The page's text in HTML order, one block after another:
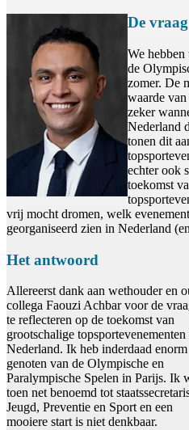
De vraag
We hebben
de
zomer. De
waarde
zeker
Nederland
tonen dit
echter ook
toekomst
vrij mocht dromen, welk
georganiseerd zien in Nederland
Het antwoord
Allereerst dank aan wethouder en
collega Faouzi Achbar voor de
te reflecteren op de toekomst van
grootschalige topsportevenementen
Nederland. Ik heb inderdaad enorm
genoten van de Olympische en
Paralympische Spelen in Parijs. Ik
toen net benoemd tot
Jeugd, Preventie en Sport en een
mooiere start is niet denkbaar.